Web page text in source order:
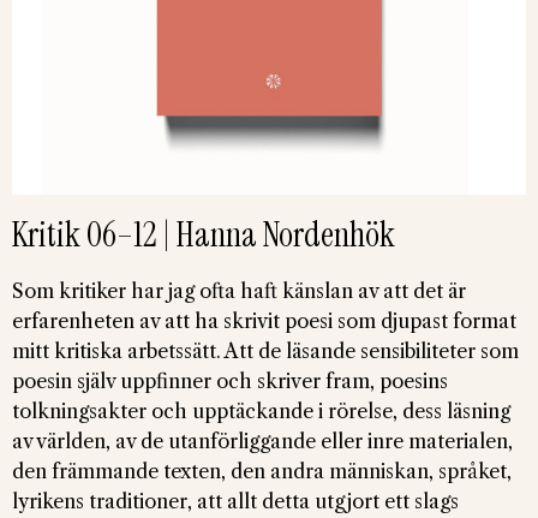
Kritik 06–12 | Hanna Nordenhök
Som kritiker har jag ofta haft känslan av att det är
erfarenheten av att ha skrivit poesi som djupast format
mitt kritiska arbetssätt. Att de läsande sensibiliteter som
poesin själv uppfinner och skriver fram, poesins
tolkningsakter och upptäckande i rörelse, dess läsning
av världen, av de utanförliggande eller inre materialen,
den främmande texten, den andra människan, språket,
lyrikens traditioner, att allt detta utgjort ett slags